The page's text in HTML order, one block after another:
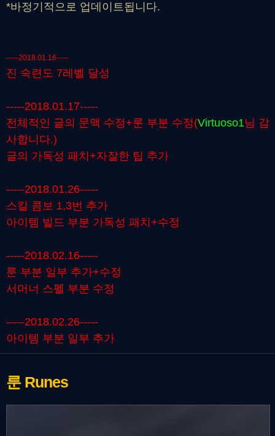
*바정기적으로 업데이트됩니다.
-----2018.01.16-----
진 숙련도 7레벨 달성
-----2018.01.17-----
전체적인 글의 문맥 수정+룬 부분 수정(Virtuoso1님 감
사합니다.)
글의 가독성 패치+자잘한 팁 추가
-----2018.01.26-----
스킬 콤보 1,3번 추가
아이템 빌드 부분 가독성 패치+수정
-----2018.02.16-----
룬 부분 일부 추가+수정
서머너 스펠 부분 수정
-----2018.02.26-----
아이템 부분 일부 추가
룬 Runes